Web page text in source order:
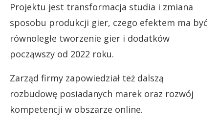
Projektu jest transformacja studia i zmiana
sposobu produkcji gier, czego efektem ma być
równoległe tworzenie gier i dodatków
począwszy od 2022 roku.
Zarząd firmy zapowiedział też dalszą
rozbudowę posiadanych marek oraz rozwój
kompetencji w obszarze online.